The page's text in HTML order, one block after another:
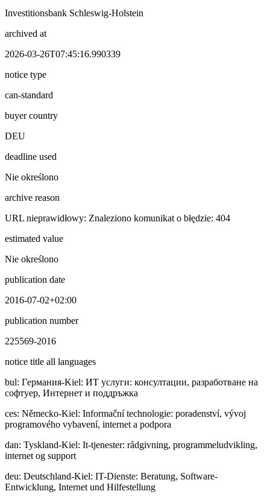
Investitionsbank Schleswig-Holstein
archived at
2026-03-26T07:45:16.990339
notice type
can-standard
buyer country
DEU
deadline used
Nie określono
archive reason
URL nieprawidłowy: Znaleziono komunikat o błędzie: 404
estimated value
Nie określono
publication date
2016-07-02+02:00
publication number
225569-2016
notice title all languages
bul: Гepмaния-Kiel: ИТ услуги: консултации, разработване на
софтуер, Интернет и поддръжка
ces: Německo-Kiel: Informační technologie: poradenství, vývoj
programového vybavení, internet a podpora
dan: Tyskland-Kiel: It-tjenester: rådgivning, programmeludvikling,
internet og support
deu: Deutschland-Kiel: IT-Dienste: Beratung, Software-
Entwicklung, Internet und Hilfestellung